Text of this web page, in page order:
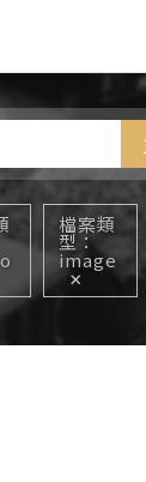
Main content
檔案類
型
image